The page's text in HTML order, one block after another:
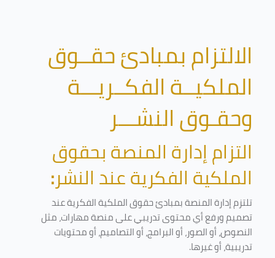
الالتزام بمبادئ حقــوق
الملكيــة الفكــريـــة
وحقـوق النشـــر
التزام إدارة المنصة بحقوق
الملكية الفكرية عند النشر:
تلتزم إدارة المنصة بمبادئ حقوق الملكية الفكرية عند
تصميم ورفع أي محتوى تدريبي على منصة مهارات، مثل
النصوص، أو الصور، أو البرامج، أو التصاميم، أو محتويات
تدريبية، أو غيرها.